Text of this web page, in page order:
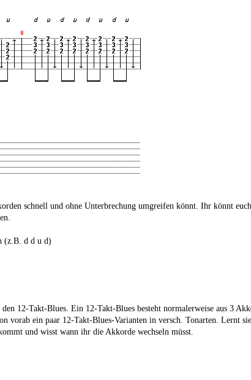
schnell und ohne Unterbrechung umgreifen könnt. Ihr könnt
(z.B. d d u d)
12-Takt-Blues. Ein 12-Takt-Blues besteht normalerweise aus 3
vorab ein paar 12-Takt-Blues-Varianten in versch. Tonarten. Lernt
und wisst wann ihr die Akkorde wechseln müsst.